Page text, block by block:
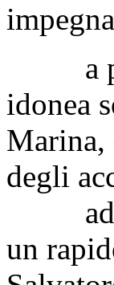
a
idonea
Marina,
degli
ad
un